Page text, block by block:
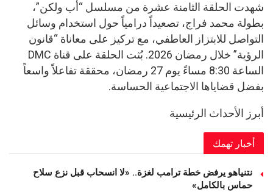
شهدت الحلقة الثامنة عشرة من مسلسل “أب ولكن”،
بطولة محمد فراج، تصعيداً درامياً حول استخدام وسائل
التواصل للابتزاز العاطفي، مع تركيز على معاناة “قانون
الرؤية” خلال رمضان 2026. بُثت الحلقة على قناة DMC
الساعة 8:30 مساءً يوم 27 رمضان، محققة تفاعلاً واسعاً
بفضل قضاياها الاجتماعية الحساسة.
أبرز الأحداث الرئيسية
أخبار تهمك
نتنياهو يرفض خطة ترامب لغزة.. «لا انسحاب قبل نزع سلاح
حماس بالكامل»